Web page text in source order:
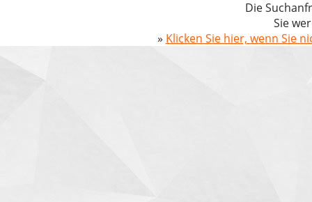
Die
Sie
» Klicken Sie hier, wenn Sie